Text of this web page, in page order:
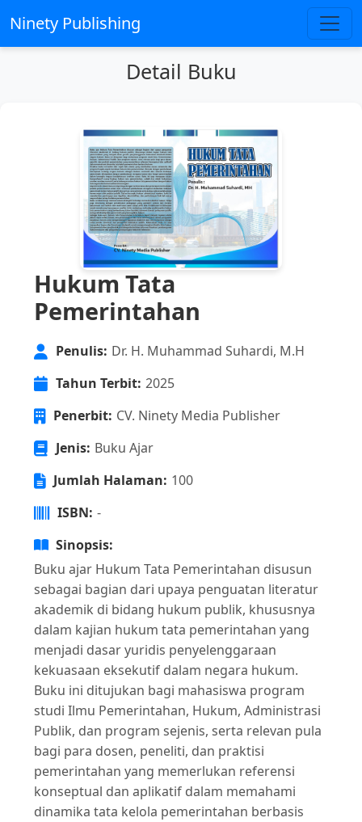
Ninety Publishing
Detail Buku
Hukum Tata
Pemerintahan
Penulis: Dr. H. Muhammad Suhardi, M.H
Tahun Terbit: 2025
Penerbit: CV. Ninety Media Publisher
Jenis: Buku Ajar
Jumlah Halaman: 100
ISBN: -
Sinopsis:
Buku ajar Hukum Tata Pemerintahan disusun
sebagai bagian dari upaya penguatan literatur
akademik di bidang hukum publik, khususnya
dalam kajian hukum tata pemerintahan yang
menjadi dasar yuridis penyelenggaraan
kekuasaan eksekutif dalam negara hukum.
Buku ini ditujukan bagi mahasiswa program
studi Ilmu Pemerintahan, Hukum, Administrasi
Publik, dan program sejenis, serta relevan pula
bagi para dosen, peneliti, dan praktisi
pemerintahan yang memerlukan referensi
konseptual dan aplikatif dalam memahami
dinamika tata kelola pemerintahan berbasis